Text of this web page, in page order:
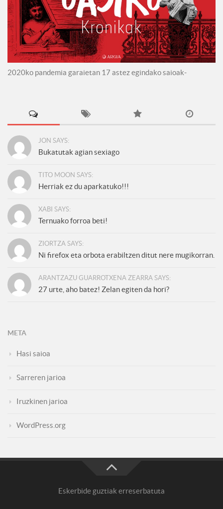
2020ko pandemia garaietan 17 astez egindako saioak-
JON SAYS:
Bukatutak agian sexiago
TITO MOON SAYS:
Herriak ez du aparkatuko!!!
XABI SAYS:
Ternuako forroa beti!
ZIORTZA SAYS:
Ni firefox eta orbota erabiltzen ditut nere mugikorran.
ARANTZAZU GUARROTXENA ZEARRA SAYS:
27 urte, aho batez! Zelan egiten da hori?
META
Hasi saioa
Sarreren jarioa
Iruzkinen jarioa
WordPress.org
Eskerbide guztiak erreserbatuta